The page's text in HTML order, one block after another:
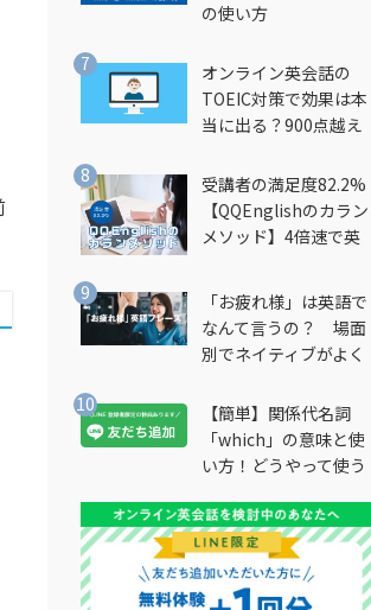
の使い方
オンライン英会話の
TOEIC対策で効果は本
当に出る？900点越え
受講者の満足度82.2%
【QQEnglishのカラン
メソッド】4倍速で英
法とは？
「お疲れ様」は英語で
なんて言うの？ 場面
別でネイティブがよく
説
【簡単】関係代名詞
「which」の意味と使
い方！どうやって使う